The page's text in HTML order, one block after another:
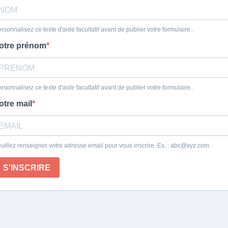
ce texte d'aide facultatif avant de publier votre formulaire..
prénom
ce texte d'aide facultatif avant de publier votre formulaire..
mail
renseigner votre adresse email pour vous inscrire. Ex. : abc@xyz.com
S'INSCRIRE